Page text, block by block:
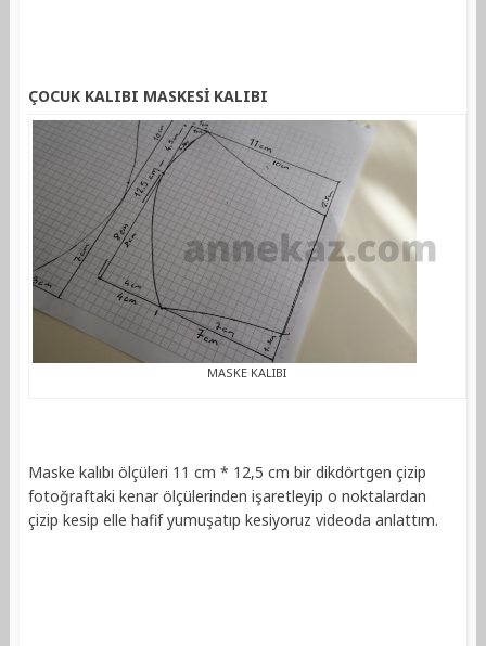
ÇOCUK KALIBI MASKESİ KALIBI
MASKE KALIBI
Maske kalıbı ölçüleri 11 cm * 12,5 cm bir dikdörtgen çizip
fotoğraftaki kenar ölçülerinden işaretleyip o noktalardan
çizip kesip elle hafif yumuşatıp kesiyoruz videoda anlattım.